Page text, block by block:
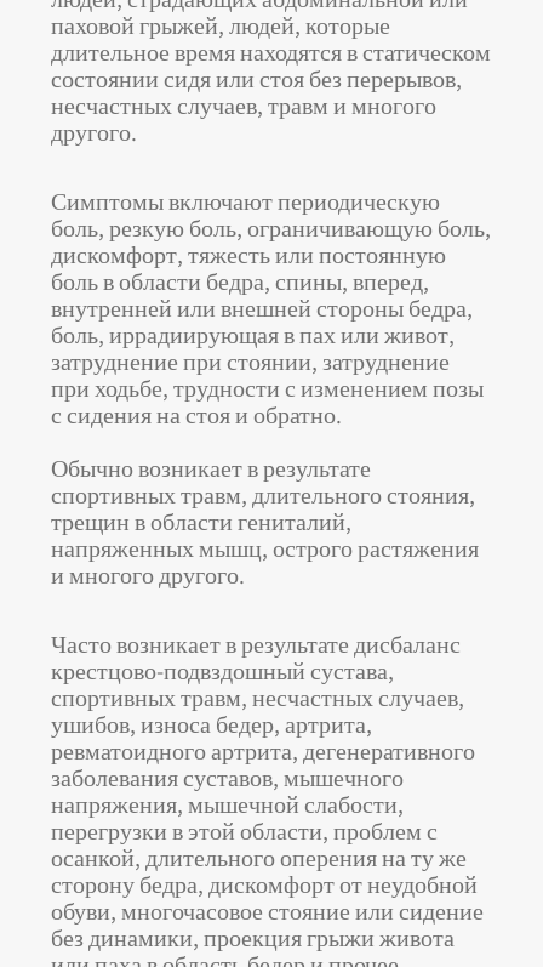
паховой грыжей, людей, которые
длительное время находятся в статическом
состоянии сидя или стоя без перерывов,
несчастных случаев, травм и многого
другого.
Симптомы включают периодическую
боль, резкую боль, ограничивающую боль,
дискомфорт, тяжесть или постоянную
боль в области бедра, спины, вперед,
внутренней или внешней стороны бедра,
боль, иррадиирующая в пах или живот,
затруднение при стоянии, затруднение
при ходьбе, трудности с изменением позы
с сидения на стоя и обратно.
Обычно возникает в результате
спортивных травм, длительного стояния,
трещин в области гениталий,
напряженных мышц, острого растяжения
и многого другого.
Часто возникает в результате дисбаланс
крестцово-подвздошный сустава,
спортивных травм, несчастных случаев,
ушибов, износа бедер, артрита,
ревматоидного артрита, дегенеративного
заболевания суставов, мышечного
напряжения, мышечной слабости,
перегрузки в этой области, проблем с
осанкой, длительного оперения на ту же
сторону бедра, дискомфорт от неудобной
обуви, многочасовое стояние или сидение
без динамики, проекция грыжи живота